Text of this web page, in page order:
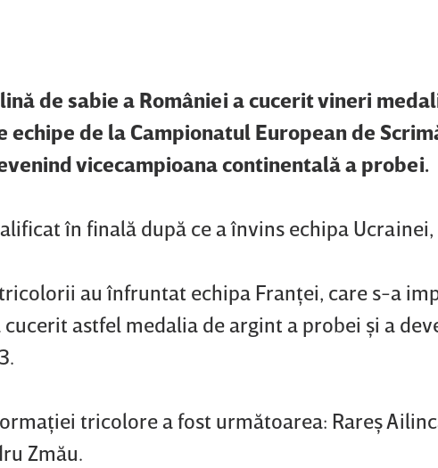
de sabie a României a cucerit vineri
echipe de la Campionatul European de
vicecampioana continentală a probei.
în finală după ce a învins echipa
au înfruntat echipa Franţei, care s-a
cucerit astfel medalia de argint a probei şi a
tricolore a fost următoarea: Rareş
Zmău.